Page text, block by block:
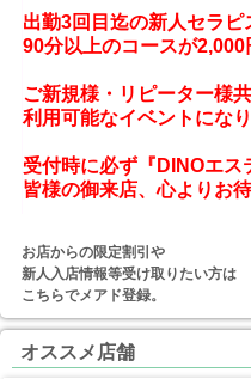
出勤3回目迄の新人セラピ
90分以上のコースが2,000
ご新規様・リピーター様
利用可能なイベントになり
受付時に必ず『DINOエス
お店からの限定割引や
新人入店情報等受け取りたい方は
こちらでメアド登録。
オススメ店舗